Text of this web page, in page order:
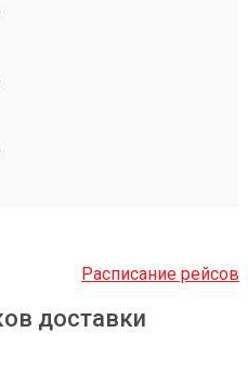
Расписание рейсов
доставки